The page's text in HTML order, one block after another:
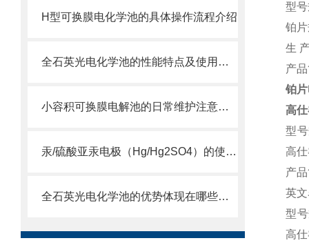
H型可换膜电化学池的具体操作流程介绍
全石英光电化学池的性能特点及使用维护方式
小容积可换膜电解池的日常维护注意事项
汞/硫酸亚汞电极（Hg/Hg2SO4）的使用维护及注意事项
全石英光电化学池的优势体现在哪些方面？
型
铂
生
产
铂
高
型
高
产
英
型
高